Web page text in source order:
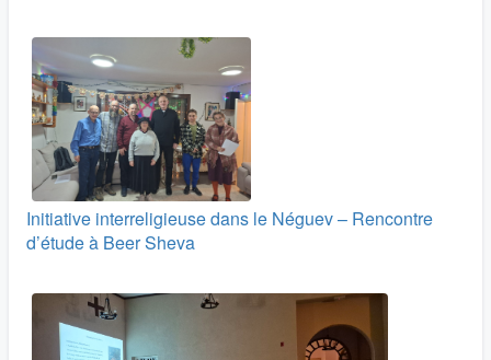
Initiative interreligieuse dans le Néguev – Rencontre
d’étude à Beer Sheva